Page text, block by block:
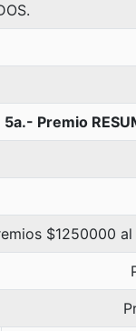
5a.- Premio
$1250000